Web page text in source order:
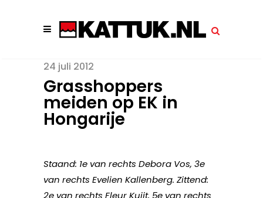
24 juli 2012
Grasshoppers
meiden op EK in
Hongarije
Staand: 1e van rechts Debora Vos, 3e
van rechts Evelien Kallenberg. Zittend:
2e van rechts Fleur Kuijt, 5e van rechts